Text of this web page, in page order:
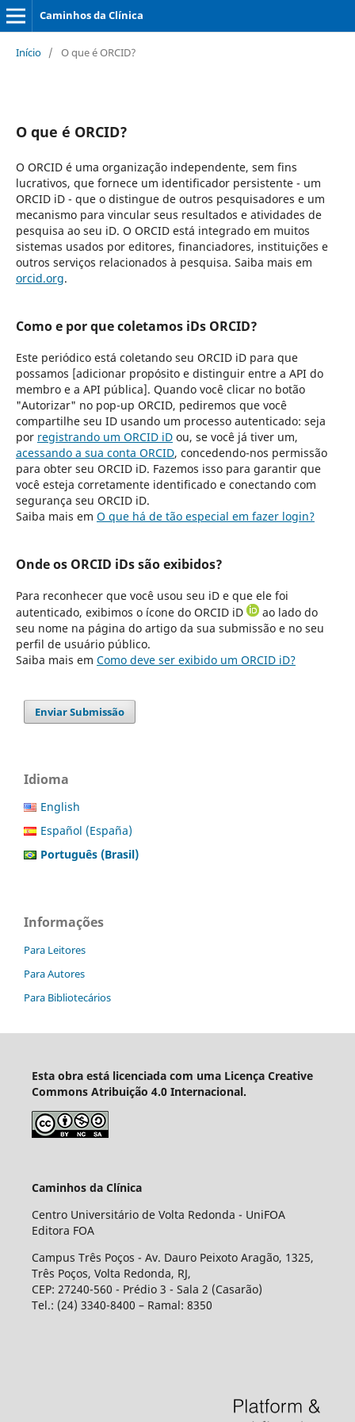
Caminhos da Clínica
Início / O que é ORCID?
O que é ORCID?
O ORCID é uma organização independente, sem fins
lucrativos, que fornece um identificador persistente - um
ORCID iD - que o distingue de outros pesquisadores e um
mecanismo para vincular seus resultados e atividades de
pesquisa ao seu iD. O ORCID está integrado em muitos
sistemas usados por editores, financiadores, instituições e
outros serviços relacionados à pesquisa. Saiba mais em
orcid.org.
Como e por que coletamos iDs ORCID?
Este periódico está coletando seu ORCID iD para que
possamos [adicionar propósito e distinguir entre a API do
membro e a API pública]. Quando você clicar no botão
"Autorizar" no pop-up ORCID, pediremos que você
compartilhe seu ID usando um processo autenticado: seja
por registrando um ORCID iDou, se você já tiver um,
acessando a sua conta ORCID, concedendo-nos permissão
para obter seu ORCID iD. Fazemos isso para garantir que
você esteja corretamente identificado e conectando com
segurança seu ORCID iD.
Saiba mais em O que há de tão especial em fazer login?
Onde os ORCID iDs são exibidos?
Para reconhecer que você usou seu iD e que ele foi
autenticado, exibimos o ícone do ORCID iD
ao lado do
seu nome na página do artigo da sua submissão e no seu
perfil de usuário público.
Saiba mais em Como deve ser exibido um ORCID iD?
Enviar Submissão
Idioma
English
Español (España)
Português (Brasil)
Informações
Para Leitores
Para Autores
Para Bibliotecários
Esta obra está licenciada com uma Licença Creative
Commons Atribuição 4.0 Internacional.
Caminhos da Clínica
Centro Universitário de Volta Redonda - UniFOA
Editora FOA
Campus Três Poços - Av. Dauro Peixoto Aragão, 1325,
Três Poços, Volta Redonda, RJ,
CEP: 27240-560 - Prédio 3 - Sala 2 (Casarão)
Tel.: (24) 3340-8400 – Ramal: 8350